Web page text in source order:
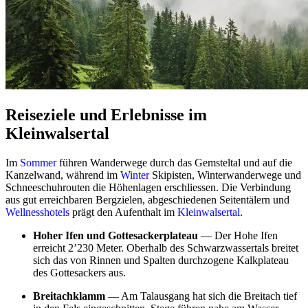
Reiseziele und Erlebnisse im
Kleinwalsertal
Im Sommerführen Wanderwege durch das Gemsteltal und auf die
Kanzelwand, während im WinterSkipisten, Winterwanderwege und
Schneeschuhrouten die Höhenlagen erschliessen. Die Verbindung
aus gut erreichbaren Bergzielen, abgeschiedenen Seitentälern und
Wellnesshotels prägt den Aufenthalt im Kleinwalsertal.
Hoher Ifen und Gottesackerplateau — Der Hohe Ifen
erreicht 2’230 Meter. Oberhalb des Schwarzwassertals breitet
sich das von Rinnen und Spalten durchzogene Kalkplateau
des Gottesackers aus.
Breitachklamm — Am Talausgang hat sich die Breitach tief